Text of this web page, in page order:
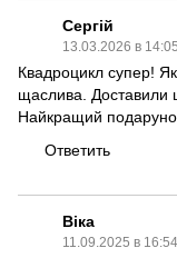
Сергій
13.03.2026 в 14:05
Квадроцикл супер!
щаслива. Доставили
Найкращий
Ответить
Віка
11.09.2025 в 16:54